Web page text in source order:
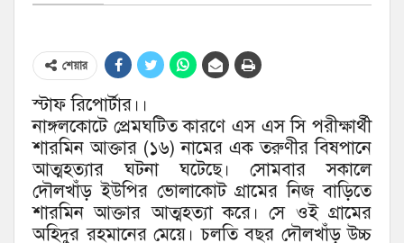
শেয়ার
স্টাফ রিপোর্টার।।
নাঙ্গলকোটে প্রেমঘটিত কারণে এস এস সি পরীক্ষার্থী
শারমিন আক্তার (১৬) নামের এক তরুণীর বিষপানে
আত্মহত্যার ঘটনা ঘটেছে। সোমবার সকালে
দৌলখাঁড় ইউপির ভোলাকোট গ্রামের নিজ বাড়িতে
শারমিন আক্তার আত্মহত্যা করে। সে ওই গ্রামের
অহিদুর রহমানের মেয়ে। চলতি বছর দৌলখাঁড় উচ্চ